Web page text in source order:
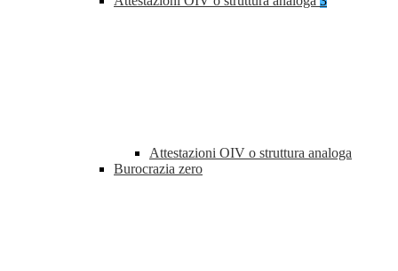
Attestazioni OIV o struttura analoga
Burocrazia zero